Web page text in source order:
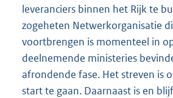
leveranciers binnen het Rijk te
zogeheten Netwerkorganisatie
voortbrengen is momenteel in
deelnemende ministeries
afrondende fase. Het streven is
start te gaan. Daarnaast is en